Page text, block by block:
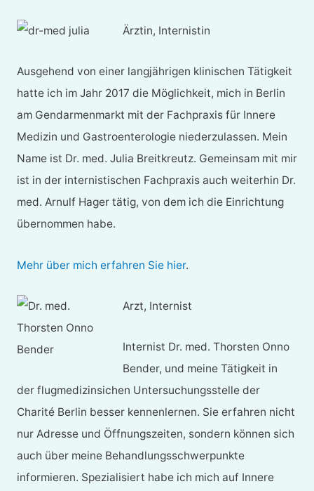
Ärztin, Internistin
Ausgehend von einer langjährigen klinischen Tätigkeit
hatte ich im Jahr 2017 die Möglichkeit, mich in Berlin
am Gendarmenmarkt mit der Fachpraxis für Innere
Medizin und Gastroenterologie niederzulassen. Mein
Name ist Dr. med. Julia Breitkreutz. Gemeinsam mit mir
ist in der internistischen Fachpraxis auch weiterhin Dr.
med. Arnulf Hager tätig, von dem ich die Einrichtung
übernommen habe.
Mehr über mich erfahren Sie hier.
Arzt, Internist
Internist Dr. med. Thorsten Onno
Bender, und meine Tätigkeit in
der flugmedizinsichen Untersuchungsstelle der
Charité Berlin besser kennenlernen. Sie erfahren nicht
nur Adresse und Öffnungszeiten, sondern können sich
auch über meine Behandlungsschwerpunkte
informieren. Spezialisiert habe ich mich auf Innere